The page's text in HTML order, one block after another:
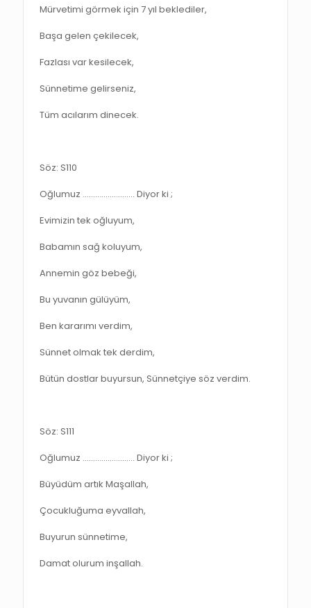
Mürvetimi görmek için 7 yıl beklediler,
Başa gelen çekilecek,
Fazlası var kesilecek,
Sünnetime gelirseniz,
Tüm acılarım dinecek.
Söz: S110
Oğlumuz ……………………. Diyor ki ;
Evimizin tek oğluyum,
Babamın sağ koluyum,
Annemin göz bebeği,
Bu yuvanın gülüyüm,
Ben kararımı verdim,
Sünnet olmak tek derdim,
Bütün dostlar buyursun, Sünnetçiye söz verdim.
Söz: S111
Oğlumuz ……………………. Diyor ki ;
Büyüdüm artık Maşallah,
Çocukluğuma eyvallah,
Buyurun sünnetime,
Damat olurum inşallah.